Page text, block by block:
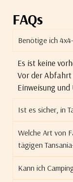
FAQs
Benötige ich
Es ist keine
Vor der Abfahrt
Einweisung
Ist es sicher, in
Welche Art von
tägigen
Kann ich